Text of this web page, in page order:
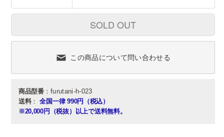
SOLD OUT
この商品について問い合わせる
商品型番：furutani-h-023
送料： 全国一律 990円（税込）
※20,000円（税抜）以上で送料無料。